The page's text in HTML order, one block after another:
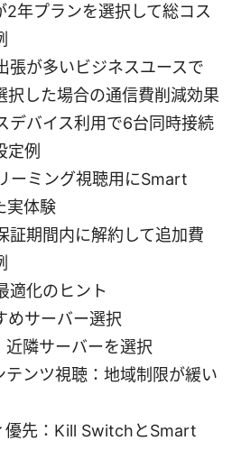
2年プランを選択して総コス
張が多いビジネスユースで
択した場合の通信費削減効果
デバイス利用で6台同時接続
定例
ーミング視聴用にSmart
実体験
証期間内に解約して追加費
適化のヒント
めサーバー選択
近隣サーバーを選択
テンツ視聴：地域制限が緩い
優先：Kill SwitchとSmart